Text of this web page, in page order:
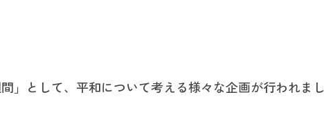
」として、平和について考える様々な企画が行われまし